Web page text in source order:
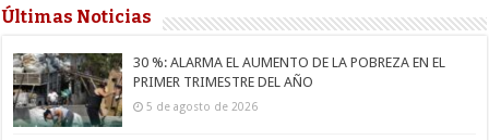
Últimas Noticias
30 %: ALARMA EL AUMENTO DE LA POBREZA EN EL
PRIMER TRIMESTRE DEL AÑO
5 de agosto de 2026